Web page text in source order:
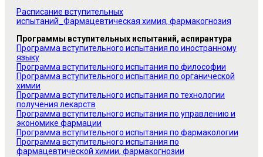
Расписание вступительных
испытаний_Фармацевтическая химия, фармакогнозия
Программы вступительных испытаний, аспирантура
Программа вступительного испытания по иностранному
языку
Программа вступительного испытания по философии
Программа вступительного испытания по органической
химии
Программа вступительного испытания по технологии
получения лекарств
Программа вступительного испытания по управлению и
экономике фармации
Программа вступительного испытания по фармакологии
Программа вступительного испытания по
фармацевтической химии, фармакогнозии